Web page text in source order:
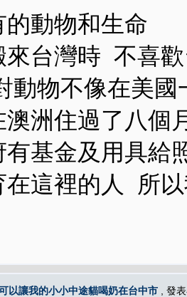
動物和生命
來台灣時 不喜
動物不像在美
澳洲住過了八
有基金及用具
在這裡的人 所
以讓我的小小中途貓喝奶在台中市 , 發